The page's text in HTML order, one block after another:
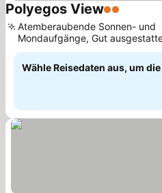
Polyegos View2 Sterne
Atemberaubende Sonnen- und
Mondaufgänge, Gut
Küchenzeilen in den Studios
Wähle Reisedaten aus, um